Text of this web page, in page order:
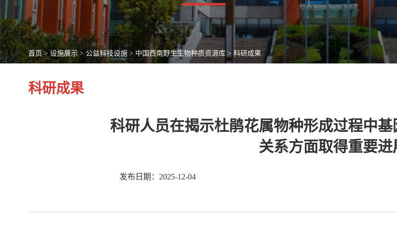
首页> 设施展示> 公益科技设施 > 中国西南野生生物种质资源库 > 科研成果
科研成果
科研人员在揭示杜鹃花属物种形成过程中
关系方面取得重要进
发布日期：2025-12-04